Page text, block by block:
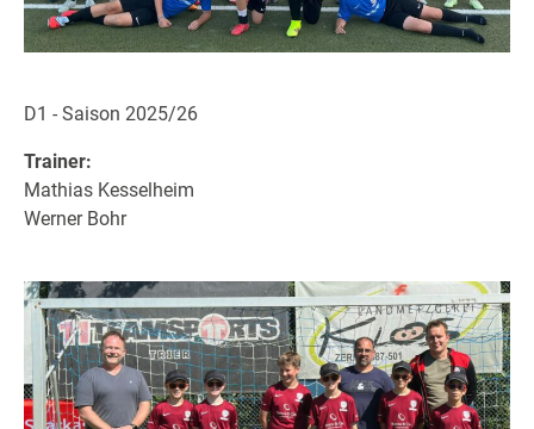
D1 - Saison 2025/26
Trainer:
Mathias Kesselheim
Werner Bohr